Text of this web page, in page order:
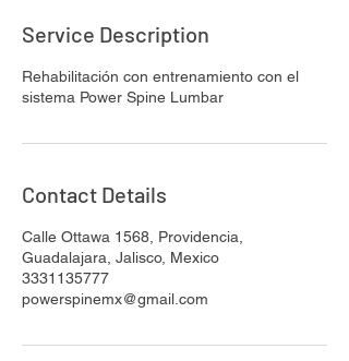
Service Description
Rehabilitación con entrenamiento con el
sistema Power Spine Lumbar
Contact Details
Calle Ottawa 1568, Providencia,
Guadalajara, Jalisco, Mexico
3331135777
powerspinemx@gmail.com